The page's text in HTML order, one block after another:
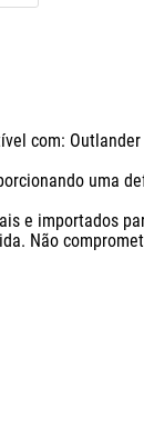
com:
uma
e importados
Não